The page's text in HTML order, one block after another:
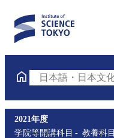
日本語・日本文
2021年度
学院等開講科目
教養科